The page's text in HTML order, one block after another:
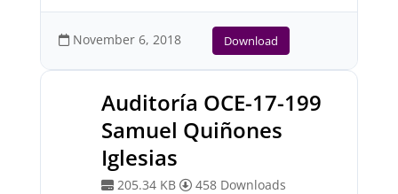
November 6, 2018 Download
Auditoría OCE-17-199
Samuel Quiñones
Iglesias
205.34 KB 458 Downloads